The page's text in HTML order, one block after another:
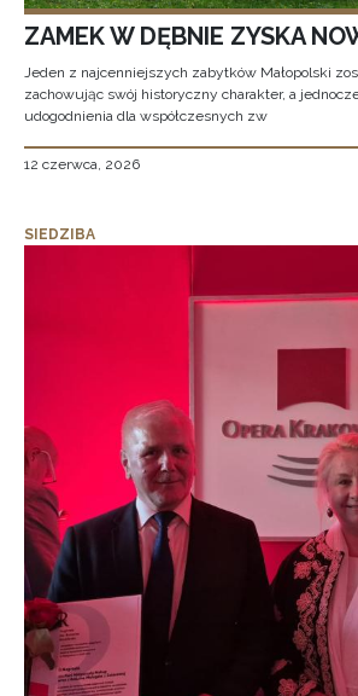
ZAMEK W DĘBNIE ZYSKA
Jeden z najcenniejszych zabytków Małopolski
zachowując swój historyczny charakter, a
udogodnienia dla współczesnych zw
12 czerwca, 2026
SIEDZIBA